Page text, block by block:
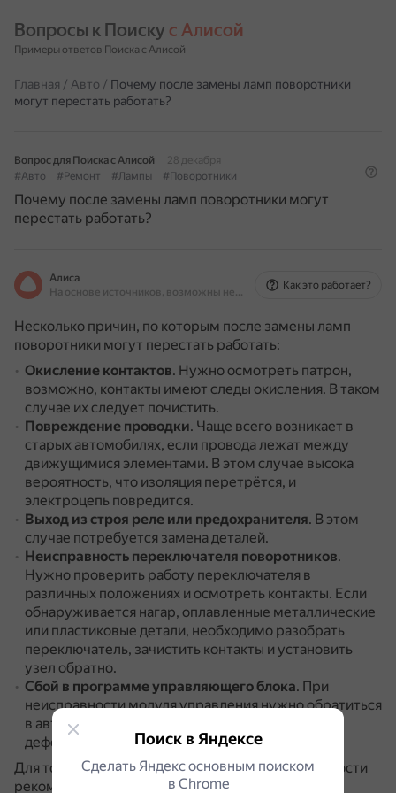
Вопросы к Поиску с Алисой
Примеры ответов Поиска с Алисой
Главная / Авто / Почему после замены ламп поворотники
могут перестать работать?
Вопрос для Поиска с Алисой
28 декабря
#Авто
#Ремонт #Лампы #Поворотники
Почему после замены ламп поворотники могут
перестать работать?
Алиса
На основе источников, возможны неточности
Как это работает?
Несколько причин, по которым после замены ламп
поворотники могут перестать работать:
Окисление контактов. Нужно осмотреть патрон,
возможно, контакты имеют следы окисления. В таком
случае их следует почистить.
Повреждение проводки. Чаще всего возникает в
старых автомобилях, если провода лежат между
движущимися элементами. В этом случае высока
вероятность, что изоляция перетрётся, и
электроцепь повредится.
Выход из строя реле или предохранителя. В этом
случае потребуется замена деталей.
Неисправность переключателя поворотников.
Нужно проверить работу переключателя в
различных положениях и осмотреть контакты. Если
обнаруживается нагар, оплавленные металлические
или пластиковые детали, необходимо разобрать
переключатель, зачистить контакты и установить
узел обратно.
Сбой в программе управляющего блока. При
неисправности модуля управления нужно обратиться
в автосервис — самостоятельно избавиться от
дефекта невозможно.
Для точной диагностики и устранения неисправности
рекомендуется обратиться к специалисту.
Поиск в Яндексе
Сделать Яндекс основным поиском
в Сhrome